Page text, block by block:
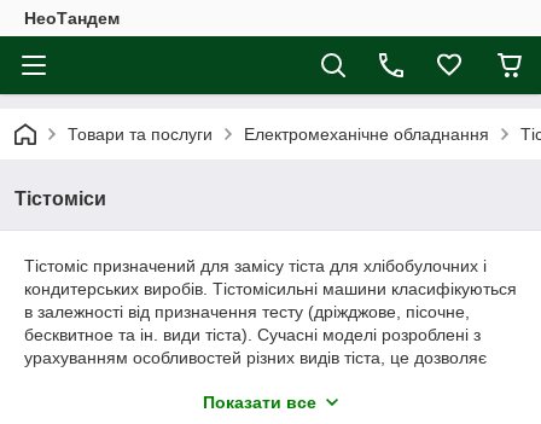
НеоТандем
Товари та послуги Електромеханічне обладнання
Тістоміси
Тістоміс призначений для замісу тіста для хлібобулочних і
кондитерських виробів. Тістомісильні машини класифікуються
в залежності від призначення тесту (дріжджове, пісочне,
бесквитное та ін. види тіста). Сучасні моделі розроблені з
урахуванням особливостей різних видів тіста, це дозволяє
чудового смаку випічки. По потужності і об'єму діжі, а також
Показати все